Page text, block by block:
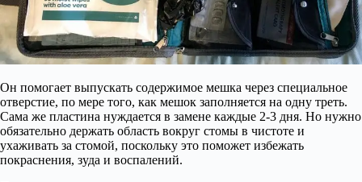
Он помогает выпускать содержимое мешка через специальное
отверстие, по мере того, как мешок заполняется на одну треть.
Сама же пластина нуждается в замене каждые 2-3 дня. Но нужно
обязательно держать область вокруг стомы в чистоте и
ухаживать за стомой, поскольку это поможет избежать
покраснения, зуда и воспалений.